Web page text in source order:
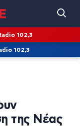
102,3
102,3
της Νέας